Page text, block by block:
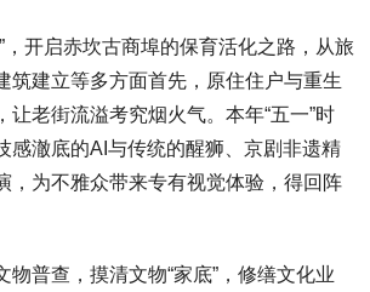
，开启赤坎古商埠的保育活化之路，从旅
筑建立等多方面首先，原住住户与重生
让老街流溢考究烟火气。本年“五一”时
感澈底的AI与传统的醒狮、京剧非遗精
，为不雅众带来专有视觉体验，得回阵
物普查，摸清文物“家底”，修缮文化业